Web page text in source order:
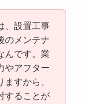
、設置工事
のメンテナ
んです。業
やアフター
すから、
することが